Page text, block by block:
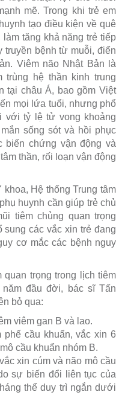
mẽ. Trong khi trẻ em
tạo điều kiện về quê
tăng khả năng trẻ tiếp
truyền bệnh từ muỗi, điển
Viêm não Nhật Bản là
trùng hệ thần kinh trung
châu Á, bao gồm Việt
mọi lứa tuổi, nhưng phổ
với tỷ lệ tử vong khoảng
sống sót và hồi phục
biến chứng vận động và
thần, rối loạn vận động
khoa, Hệ thống Trung tâm
huynh cần giúp trẻ chủ
tiêm chủng quan trọng
các vắc xin trẻ đang
cơ mắc các bệnh nguy
trọng trong lịch tiêm
đầu đời, bác sĩ Tấn
bỏ qua:
viêm gan B và lao.
phế cầu khuẩn, vắc xin 6
cầu khuẩn nhóm B.
xin cúm và não mô cầu
sự biến đổi liên tục của
thể duy trì ngắn dưới